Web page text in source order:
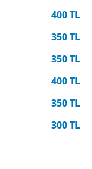
400 TL
350 TL
350 TL
400 TL
350 TL
300 TL